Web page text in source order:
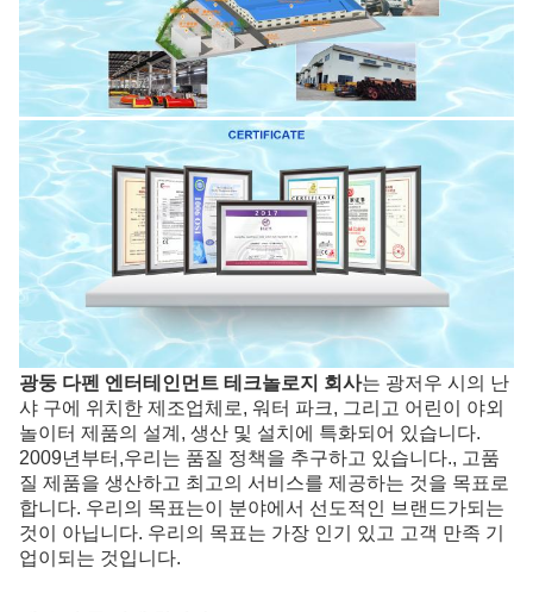
광둥 다펜 엔터테인먼트 테크놀로지 회사는 광저우 시의 난
샤 구에 위치한 제조업체로, 워터 파크, 그리고 어린이 야외
놀이터 제품의 설계, 생산 및 설치에 특화되어 있습니다.
2009년부터,우리는 품질 정책을 추구하고 있습니다., 고품
질 제품을 생산하고 최고의 서비스를 제공하는 것을 목표로
합니다. 우리의 목표는이 분야에서 선도적인 브랜드가되는
것이 아닙니다. 우리의 목표는 가장 인기 있고 고객 만족 기
업이되는 것입니다.